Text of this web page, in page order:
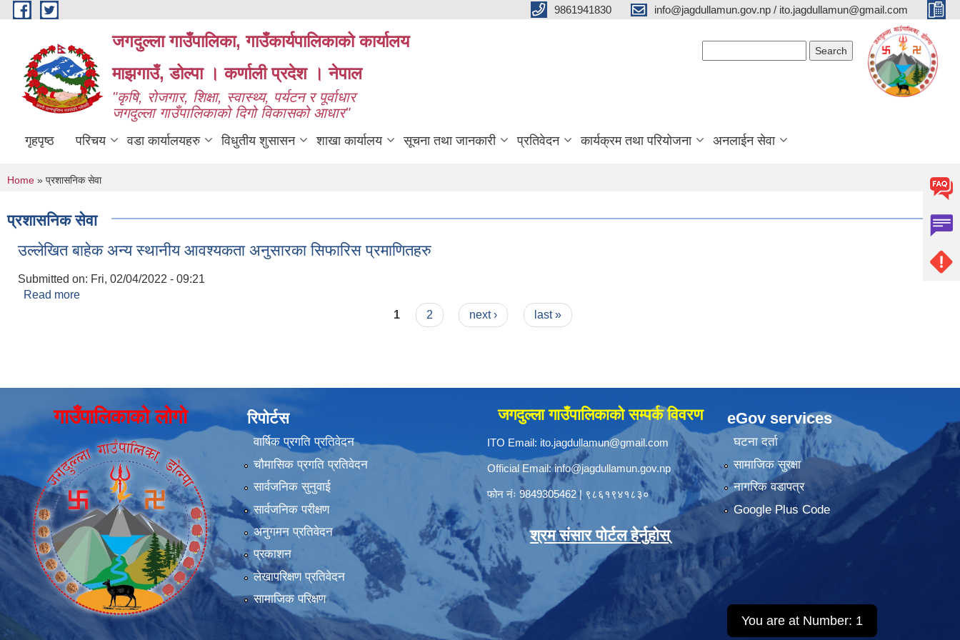
Skip to main content 9861941830 info@jagdullamun.gov.np / ito.jagdullamun@gmail.com
जगदुल्ला गाउँपालिका, गाउँकार्यपालिकाको कार्यालय
माझगाउँ, डोल्पा । कर्णाली प्रदेश । नेपाल
"कृषि, रोजगार, शिक्षा, स्वास्थ्य, पर्यटन र पूर्वाधार
जगदुल्ला गाउँपालिकाको दिगो विकासको आधार"
गृहपृष्ठ परिचय वडा कार्यालयहरु विधुतीय शुसासन शाखा कार्यालय सूचना तथा जानकारी प्रतिवेदन कार्यक्रम तथा परियोजना अनलाईन सेवा
You are here
Home » प्रशासनिक सेवा
प्रशासनिक सेवा
उल्लेखित बाहेक अन्य स्थानीय आवश्यकता अनुसारका सिफारिस प्रमाणितहरु
Submitted on: Fri, 02/04/2022 - 09:21
Read more
1 2 next › last »
गाउँपालिकाको लोगो रिपोर्टस
वार्षिक प्रगति प्रतिवेदन
चौमासिक प्रगति प्रतिवेदन
सार्वजनिक सुनुवाई
सार्वजनिक परीक्षण
अनुगमन प्रतिवेदन
प्रकाशन
लेखापरिक्षण प्रतिवेदन
सामाजिक परिक्षण
जगदुल्ला गाउँपालिकाको सम्पर्क विवरण
ITO Email: ito.jagdullamun@gmail.com
Official Email:info@jagdullamun.gov.np
फोन नंः 9849305462| ९८६१९४१८३०
श्रम संसार पोर्टल हेर्नुहोस्
eGov services
घटना दर्ता
सामाजिक सुरक्षा
नागरिक वडापत्र
Google Plus Code
You are at Number: 1